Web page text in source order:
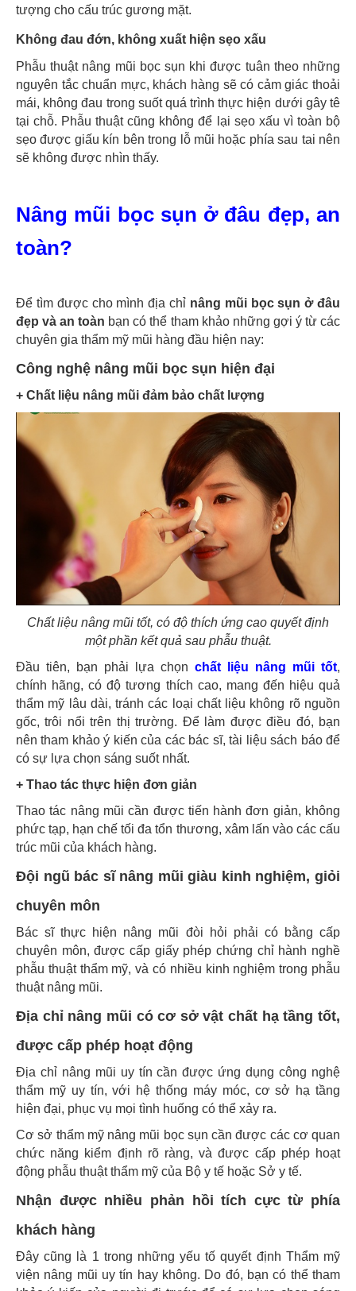
tượng cho cấu trúc gương mặt.
Không đau đớn, không xuất hiện sẹo xấu
Phẫu thuật nâng mũi bọc sụn khi được tuân theo những
nguyên tắc chuẩn mực, khách hàng sẽ có cảm giác thoải
mái, không đau trong suốt quá trình thực hiện dưới gây tê
tại chỗ. Phẫu thuật cũng không để lại sẹo xấu vì toàn bộ
sẹo được giấu kín bên trong lỗ mũi hoặc phía sau tai nên
sẽ không được nhìn thấy.
Nâng mũi bọc sụn ở đâu đẹp, an
toàn?
Để tìm được cho mình địa chỉ nâng mũi bọc sụn ở đâu
đẹp và an toàn bạn có thể tham khảo những gợi ý từ các
chuyên gia thẩm mỹ mũi hàng đầu hiện nay:
Công nghệ nâng mũi bọc sụn hiện đại
+ Chất liệu nâng mũi đảm bảo chất lượng
Chất liệu nâng mũi tốt, có độ thích ứng cao quyết định
một phần kết quả sau phẫu thuật.
Đầu tiên, bạn phải lựa chọn chất liệu nâng mũi tốt,
chính hãng, có độ tương thích cao, mang đến hiệu quả
thẩm mỹ lâu dài, tránh các loại chất liệu không rõ nguồn
gốc, trôi nổi trên thị trường. Để làm được điều đó, bạn
nên tham khảo ý kiến của các bác sĩ, tài liệu sách báo để
có sự lựa chọn sáng suốt nhất.
+ Thao tác thực hiện đơn giản
Thao tác nâng mũi cần được tiến hành đơn giản, không
phức tạp, hạn chế tối đa tổn thương, xâm lấn vào các cấu
trúc mũi của khách hàng.
Đội ngũ bác sĩ nâng mũi giàu kinh nghiệm, giỏi
chuyên môn
Bác sĩ thực hiện nâng mũi đòi hỏi phải có bằng cấp
chuyên môn, được cấp giấy phép chứng chỉ hành nghề
phẫu thuật thẩm mỹ, và có nhiều kinh nghiệm trong phẫu
thuật nâng mũi.
Địa chỉ nâng mũi có cơ sở vật chất hạ tầng tốt,
được cấp phép hoạt động
Địa chỉ nâng mũi uy tín cần được ứng dụng công nghệ
thẩm mỹ uy tín, với hệ thống máy móc, cơ sở hạ tầng
hiện đại, phục vụ mọi tình huống có thể xảy ra.
Cơ sở thẩm mỹ nâng mũi bọc sụn cần được các cơ quan
chức năng kiểm định rõ ràng, và được cấp phép hoạt
động phẫu thuật thẩm mỹ của Bộ y tế hoặc Sở y tế.
Nhận được nhiều phản hồi tích cực từ phía
khách hàng
Đây cũng là 1 trong những yếu tố quyết định Thẩm mỹ
viện nâng mũi uy tín hay không. Do đó, bạn có thể tham